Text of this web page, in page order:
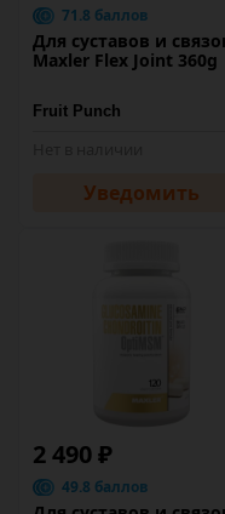
71.8 баллов
Для суставов и
Maxler Flex Joint 360g
Уведомить
2 490 ₽
49.8 баллов